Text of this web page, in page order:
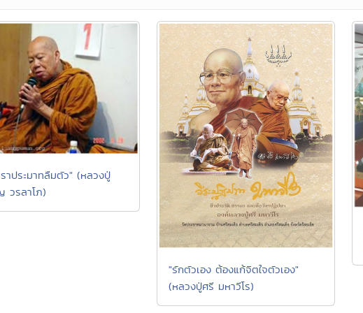
ราประมาทลืมตัว" (หลวงปู่
วรลาโภ)
"รักตัวเอง ต้องแก้จิตใจตัวเอง"
(หลวงปู่ศรี มหาวีโร)